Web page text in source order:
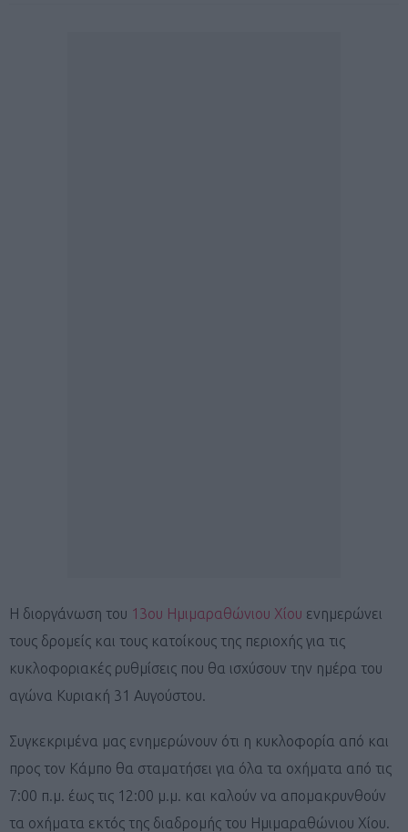
Η διοργάνωση του 13ου Ημιμαραθώνιου Χίου ενημερώνει
τους δρομείς και τους κατοίκους της περιοχής για τις
κυκλοφοριακές ρυθμίσεις που θα ισχύσουν την ημέρα του
αγώνα Κυριακή 31 Αυγούστου.
Συγκεκριμένα μας ενημερώνουν ότι η κυκλοφορία από και
προς τον Κάμπο θα σταματήσει για όλα τα οχήματα από τις
7:00 π.μ. έως τις 12:00 μ.μ. και καλούν να απομακρυνθούν
τα οχήματα εκτός της διαδρομής του Ημιμαραθώνιου Χίου.